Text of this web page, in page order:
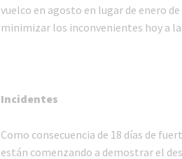
vuelco en agosto en lugar de enero
minimizar los inconvenientes hoy a
Incidentes
Como consecuencia de 18 días de
están comenzando a demostrar el